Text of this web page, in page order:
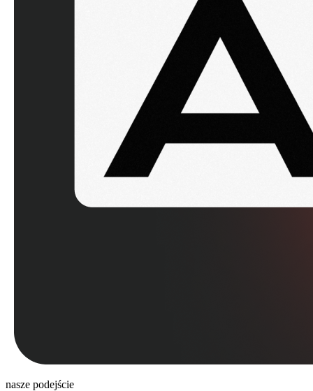
nasze podejście